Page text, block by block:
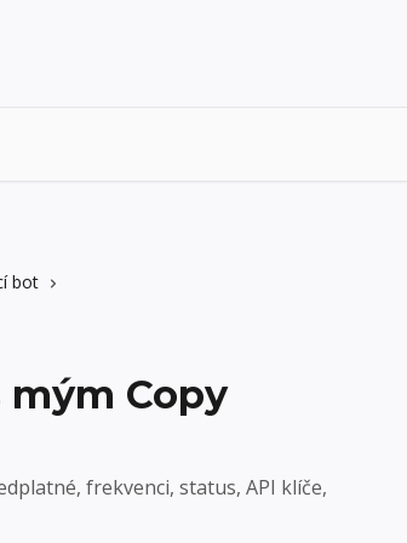
bot
Copy
frekvenci, status, API klíče,